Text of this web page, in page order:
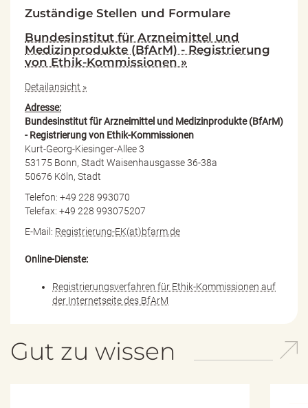
Zuständige Stellen und Formulare
Bundesinstitut für Arzneimittel und
Medizinprodukte (BfArM) - Registrierung
von Ethik-Kommissionen »
Detailansicht »
Adresse:
Bundesinstitut für Arzneimittel und Medizinprodukte (BfArM)
- Registrierung von Ethik-Kommissionen
Kurt-Georg-Kiesinger-Allee 3
53175 Bonn, Stadt Waisenhausgasse 36-38a
50676 Köln, Stadt
Telefon: +49 228 993070
Telefax: +49 228 993075207
E-Mail: Registrierung-EK(at)bfarm.de
Online-Dienste:
Registrierungsverfahren für Ethik-Kommissionen auf
der Internetseite des BfArM
Gut zu wissen